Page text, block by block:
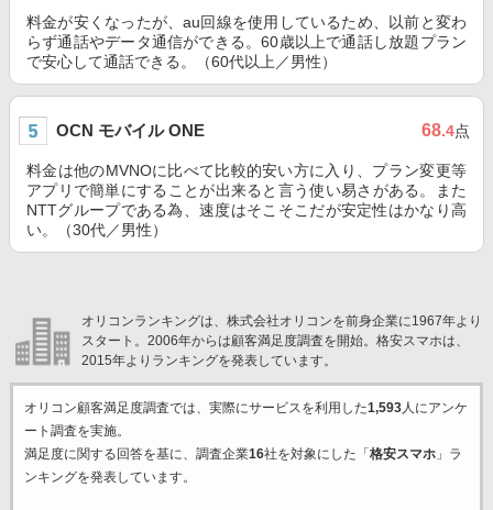
料金が安くなったが、au回線を使用しているため、以前と変わ
らず通話やデータ通信ができる。60歳以上で通話し放題プラン
で安心して通話できる。（60代以上／男性）
OCN モバイル ONE 68.4点
料金は他のMVNOに比べて比較的安い方に入り、プラン変更等
アプリで簡単にすることが出来ると言う使い易さがある。また
NTTグループである為、速度はそこそこだが安定性はかなり高
い。（30代／男性）
オリコンランキングは、株式会社オリコンを前身企業に1967年より
スタート。2006年からは顧客満足度調査を開始。格安スマホは、
2015年よりランキングを発表しています。
オリコン顧客満足度調査では、実際にサービスを利用した1,593人にアンケ
ート調査を実施。
満足度に関する回答を基に、調査企業16社を対象にした「 格安スマホ」ラ
ンキングを発表しています。